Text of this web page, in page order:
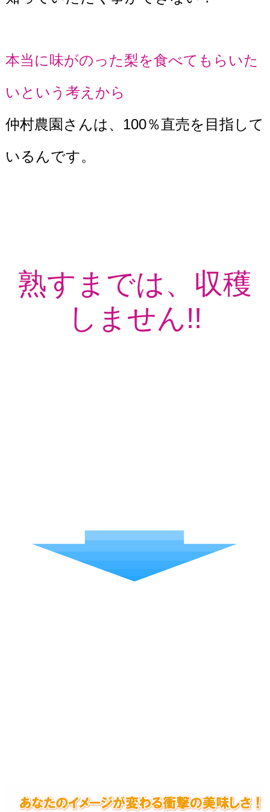
本当に味がのった梨を食べてもらいた
いという考えから
仲村農園さんは、100％直売を目指して
いるんです。
熟すまでは、収穫
しません!!